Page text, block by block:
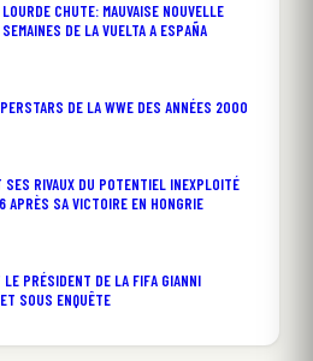
CHUTE: MAUVAISE NOUVELLE
DE LA VUELTA A ESPAÑA
DE LA WWE DES ANNÉES 2000
SES RIVAUX DU POTENTIEL INEXPLOITÉ
APRÈS SA VICTOIRE EN HONGRIE
LE PRÉSIDENT DE LA FIFA GIANNI
SOUS ENQUÊTE